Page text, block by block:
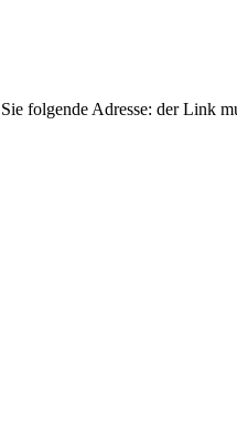
folgende Adresse: der Link